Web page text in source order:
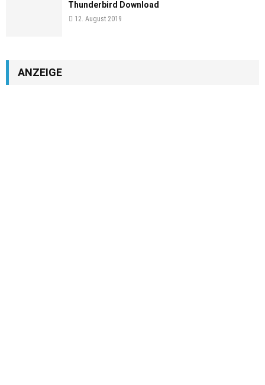
Thunderbird Download
12. August 2019
ANZEIGE